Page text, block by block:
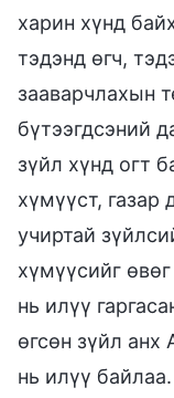
харин хүнд
тэдэнд өгч,
зааварчлахын
бүтээгдсэний
зүйл хүнд огт
хүмүүст,
учиртай
хүмүүсийг
нь илүү
өгсөн зүйл анх
нь илүү